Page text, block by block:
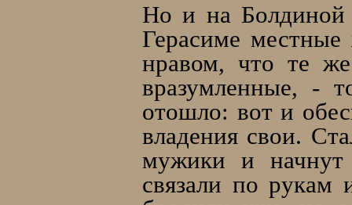
Но и на Болдиной
Герасиме
нравом, что те
вразумленные, -
отошло: вот и
владения свои.
мужики и начнут
связали по рукам